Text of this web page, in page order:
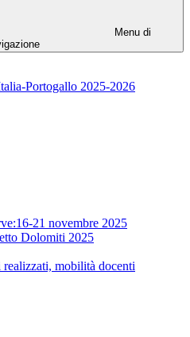
Menu di
Portogallo 2025-2026
21 novembre 2025
Dolomiti 2025
mobilità docenti